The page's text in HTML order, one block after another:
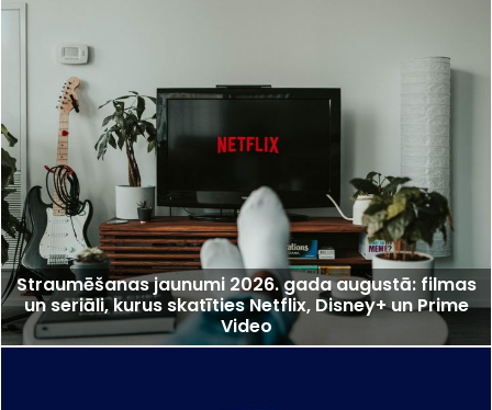
Straumēšanas jaunumi 2026. gada augustā: filmas
un seriāli, kurus skatīties Netflix, Disney+ un Prime
Video